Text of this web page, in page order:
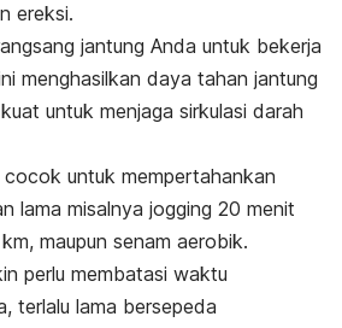
ereksi.
jantung Anda untuk bekerja
menghasilkan daya tahan jantung
untuk menjaga sirkulasi darah
untuk mempertahankan
lama misalnya jogging 20 menit
maupun senam aerobik.
perlu membatasi waktu
terlalu lama bersepeda